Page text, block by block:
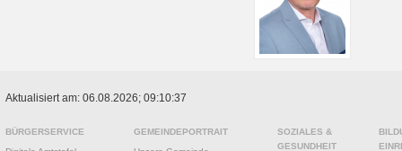
Aktualisiert am: 06.08.2026; 09:10:37
BÜRGERSERVICE
GEMEINDEPORTRAIT
SOZIALES &
GESUNDHEIT